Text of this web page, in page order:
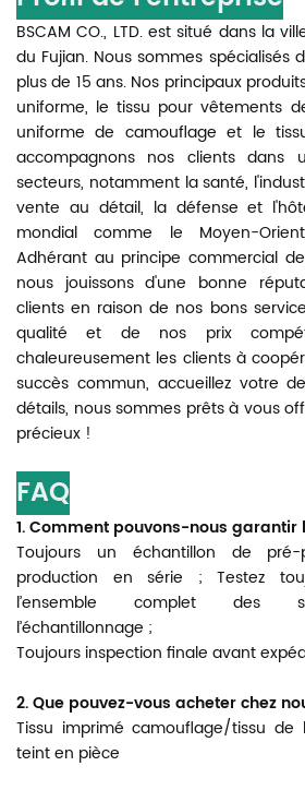
BSCAM CO., LTD. est situé dans la
du Fujian. Nous sommes spécialisés
plus de 15 ans. Nos principaux
uniforme, le tissu pour vêtements
uniforme de camouflage et le
accompagnons nos clients dans
secteurs, notamment la santé,
vente au détail, la défense et
mondial comme le Moyen-
Adhérant au principe commercial
nous jouissons d'une bonne
clients en raison de nos bons
qualité et de nos prix
chaleureusement les clients à
succès commun, accueillez votre
détails, nous sommes prêts à vous
précieux !
FAQ
1. Comment pouvons-nous garantir
Toujours un échantillon de
production en série ; Testez
l’ensemble complet des
l’échantillonnage ;
Toujours inspection finale avant
2. Que pouvez-vous acheter chez
Tissu imprimé camouflage/tissu
teint en pièce